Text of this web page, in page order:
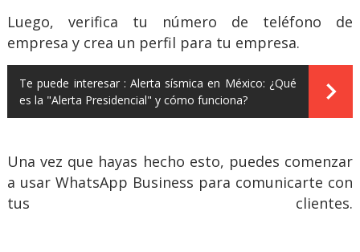
Luego, verifica tu número de teléfono de
empresa y crea un perfil para tu empresa.
Te puede interesar : Alerta sísmica en México: ¿Qué
es la "Alerta Presidencial" y cómo funciona?
Una vez que hayas hecho esto, puedes comenzar
a usar WhatsApp Business para comunicarte con
tus clientes.